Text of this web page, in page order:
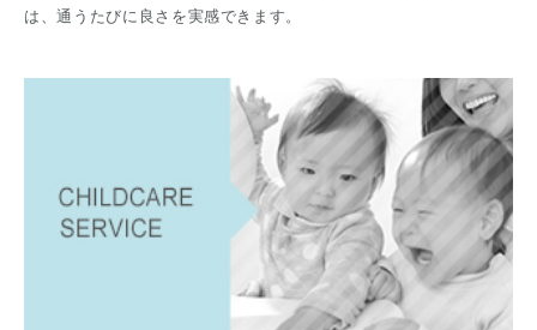
は、通うたびに良さを実感できます。